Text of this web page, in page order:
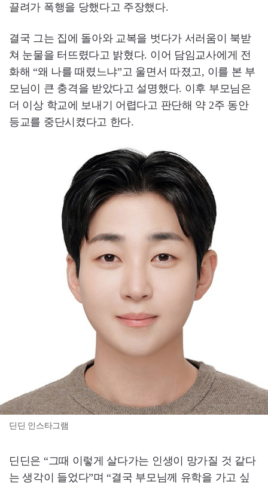
끌려가 폭행을 당했다고 주장했다.
결국 그는 집에 돌아와 교복을 벗다가 서러움이 북받
쳐 눈물을 터뜨렸다고 밝혔다. 이어 담임교사에게 전
화해 “왜 나를 때렸느냐”고 울면서 따졌고, 이를 본 부
모님이 큰 충격을 받았다고 설명했다. 이후 부모님은
더 이상 학교에 보내기 어렵다고 판단해 약 2주 동안
등교를 중단시켰다고 한다.
딘딘 인스타그램
딘딘은 “그때 이렇게 살다가는 인생이 망가질 것 같다
는 생각이 들었다”며 “결국 부모님께 유학을 가고 싶